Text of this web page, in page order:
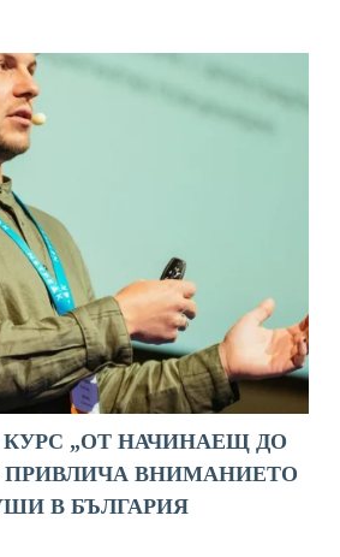
„ОТ НАЧИНАЕЩ ДО
ПРИВЛИЧА ВНИМАНИЕТО
В БЪЛГАРИЯ